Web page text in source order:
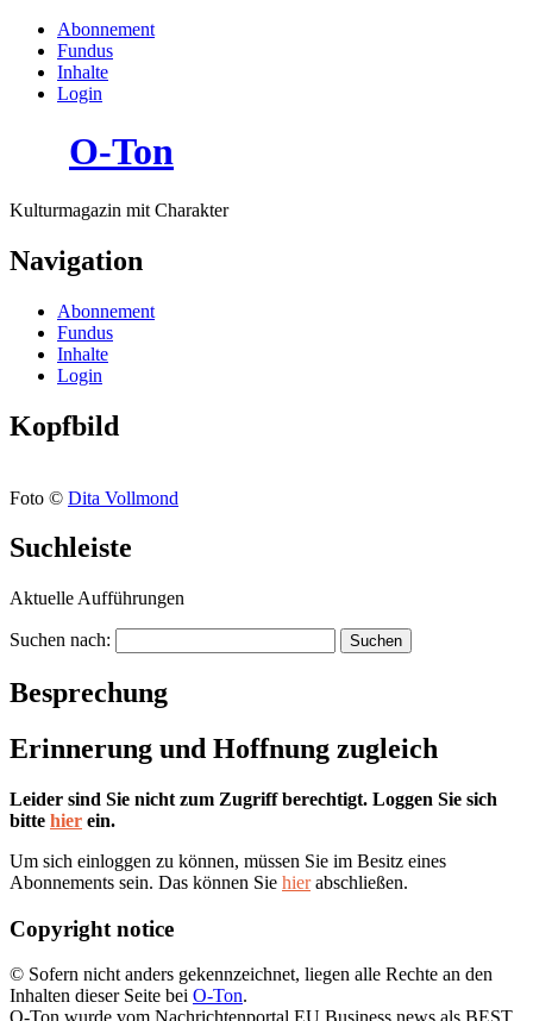
Abonnement
Fundus
Inhalte
Login
O-Ton
Kulturmagazin mit Charakter
Navigation
Abonnement
Fundus
Inhalte
Login
Kopfbild
Foto © Dita Vollmond
Suchleiste
Aktuelle Aufführungen
Suchen nach:
Besprechung
Erinnerung und Hoffnung zugleich
Leider sind Sie nicht zum Zugriff berechtigt. Loggen Sie sich
bitte hier ein.
Um sich einloggen zu können, müssen Sie im Besitz eines
Abonnements sein. Das können Sie hierabschließen.
Copyright notice
© Sofern nicht anders gekennzeichnet, liegen alle Rechte an den
Inhalten dieser Seite bei O-Ton.